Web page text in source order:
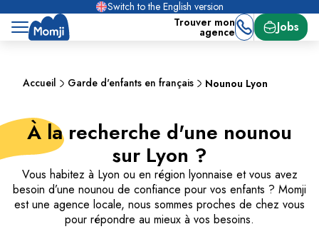
Switch to the English version
Trouver mon
agence Jobs
Accueil Garde d'enfants en français Nounou Lyon
À la recherche d'une nounou
sur Lyon ?
Vous habitez à Lyon ou en région lyonnaise et vous avez
besoin d’une nounou de confiance pour vos enfants ? Momji
est une agence locale, nous sommes proches de chez vous
pour répondre au mieux à vos besoins.